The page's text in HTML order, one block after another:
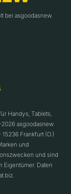
bei asgoodasnew.
Handys, Tablets,
asgoodasnew
Frankfurt (O.)
und
und sind
Eigentümer. Daten